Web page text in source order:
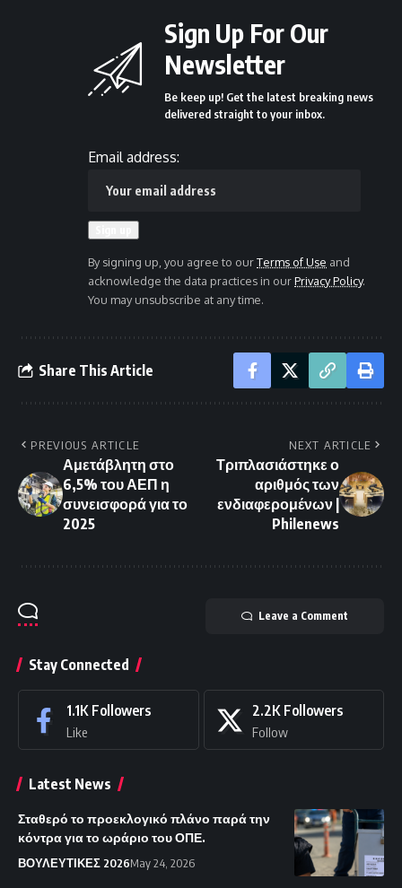
Sign Up For Our
Newsletter
Be keep up! Get the latest breaking news
delivered straight to your inbox.
Email address:
By signing up, you agree to ourTerms of Use and
acknowledge the data practices in ourPrivacy Policy.
You may unsubscribe at any time.
Share This Article
PREVIOUS ARTICLE
Αμετάβλητη στο
6,5% του ΑΕΠ η
συνεισφορά για το
2025
NEXT ARTICLE
Τριπλασιάστηκε ο
αριθμός των
ενδιαφερομένων |
Philenews
Leave a Comment
Stay Connected
1.1K Followers
Like
2.2K Followers
Follow
Latest News
Σταθερό το προεκλογικό πλάνο παρά την
κόντρα για το ωράριο του ΟΠΕ.
ΒΟΥΛΕΥΤΙΚΕΣ 2026May 24, 2026